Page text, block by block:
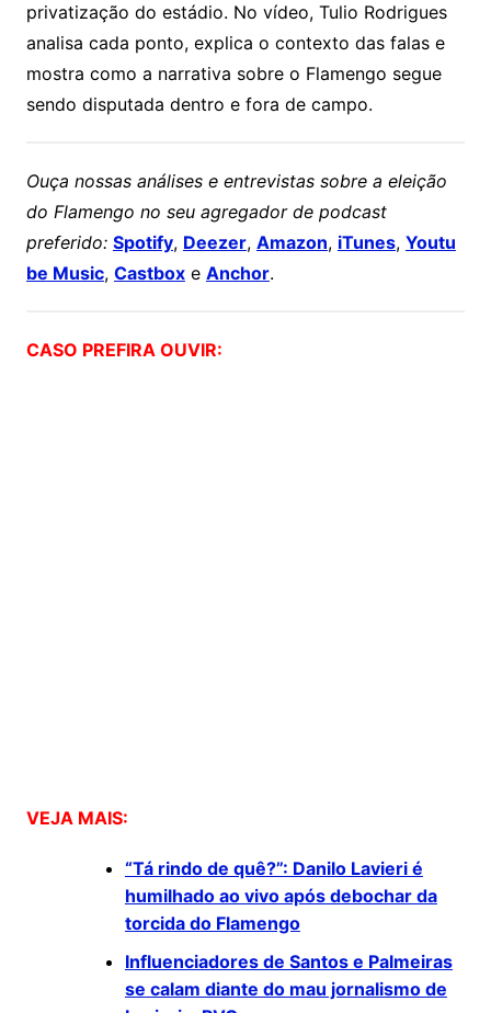
privatização do estádio. No vídeo, Tulio Rodrigues
analisa cada ponto, explica o contexto das falas e
mostra como a narrativa sobre o Flamengo segue
sendo disputada dentro e fora de campo.
Ouça nossas análises e entrevistas sobre a eleição
do Flamengo no seu agregador de podcast
preferido: Spotify, Deezer, Amazon, iTunes, Youtu
be Music, Castboxe Anchor.
CASO PREFIRA OUVIR:
VEJA MAIS:
“Tá rindo de quê?”: Danilo Lavieri é
humilhado ao vivo após debochar da
torcida do Flamengo
Influenciadores de Santos e Palmeiras
se calam diante do mau jornalismo de